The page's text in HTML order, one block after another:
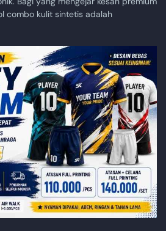
combo kulit sintetis adalah